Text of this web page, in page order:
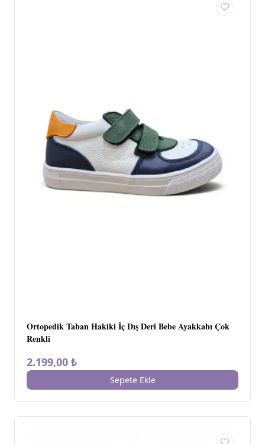
Ortopedik Taban Hakiki İç Dış Deri Bebe Ayakkabı Çok
Renkli
2.199,00 ₺
Sepete Ekle